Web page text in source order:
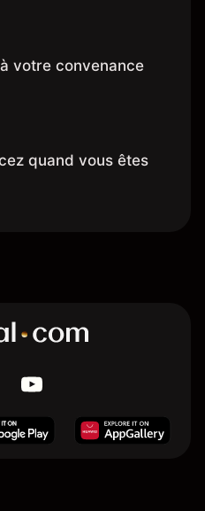
votre convenance
quand vous êtes